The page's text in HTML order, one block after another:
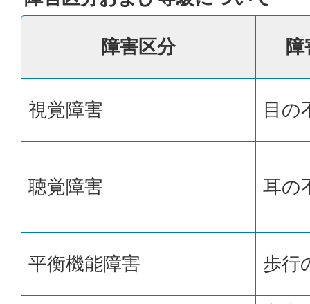
障害区分
視覚障害 目の
聴覚障害 耳の
平衡機能障害 歩行